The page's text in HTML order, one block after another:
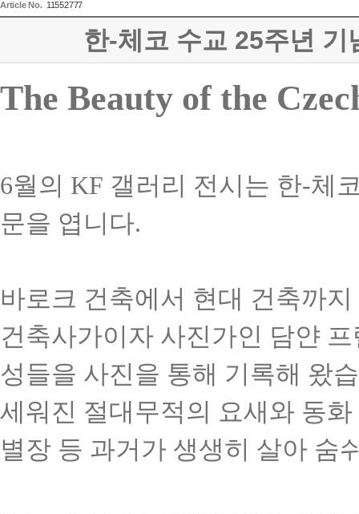
Article No. 11552777
한-체코 수교 25주년
The Beauty of the
6월의 KF 갤러리 전시는 한-체
문을 엽니다.
바로크 건축에서 현대 건축까지
건축사가이자 사진가인 담얀
성들을 사진을 통해 기록해 왔
세워진 절대무적의 요새와 동화
별장 등 과거가 생생히 살아 숨